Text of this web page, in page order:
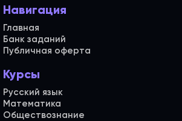
Навигация
Главная
Банк заданий
Публичная оферта
Курсы
Русский язык
Математика
Обществознание